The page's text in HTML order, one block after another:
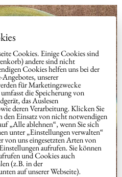
Cookies. Einige Cookies sind
andere sind nicht
Cookies helfen uns bei der
unserer
für Marketingzwecke
die Speicherung von
das Auslesen
deren Verarbeitung. Klicken Sie
den Einsatz von nicht notwendigen
„Alle ablehnen“, wenn Sie sich
unter „Einstellungen verwalten“
uns eingesetzten Arten von
aufrufen. Sie können
und Cookies auch
(z.B. in der
auf unserer Webseite).